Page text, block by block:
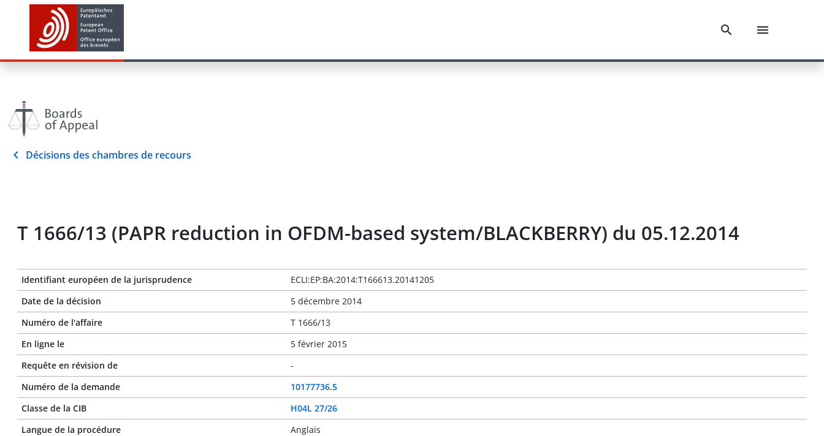
Décisions des chambres de recours
T 1666/13 (PAPR reduction in OFDM-based system/BLACKBERRY) du 05.12.2014
Identifiant européen de la jurisprudence
ECLI:EP:BA:2014:T166613.20141205
Date de la décision
5 décembre 2014
Numéro de l'affaire
T 1666/13
En ligne le
5 février 2015
Requête en révision de
-
Numéro de la demande
10177736.5
Classe de la CIB
H04L 27/26
Langue de la procédure
Anglais